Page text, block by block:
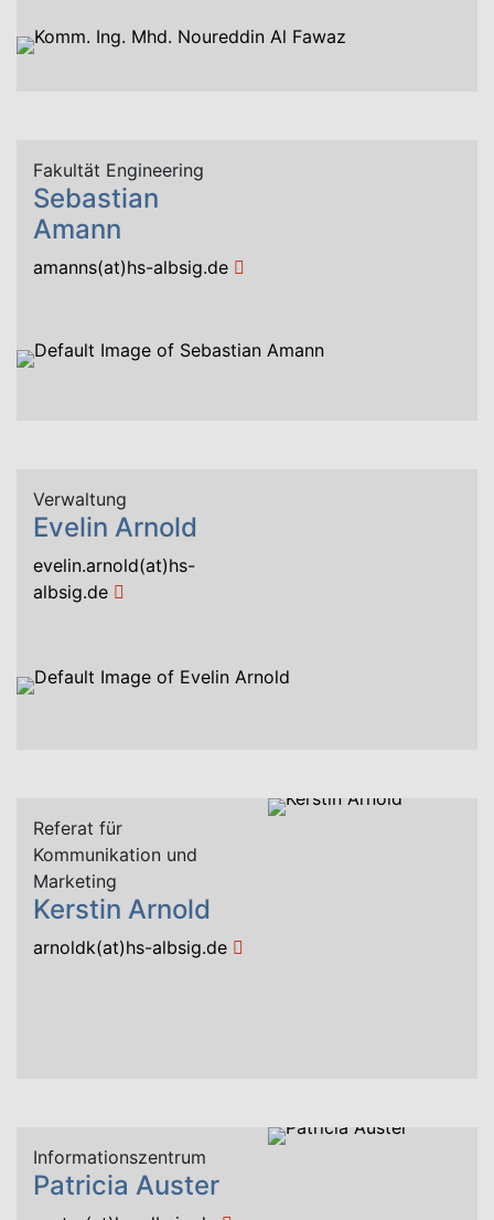
Fakultät Engineering
Sebastian
Amann
amanns(at)hs-albsig.de
Verwaltung
Evelin Arnold
evelin.arnold(at)hs-
albsig.de
Referat für
Kommunikation und
Marketing
Kerstin Arnold
arnoldk(at)hs-albsig.de
Informationszentrum
Patricia Auster